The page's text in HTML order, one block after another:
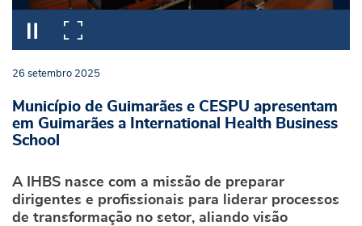
26 setembro 2025
Município de Guimarães e CESPU apresentam
em Guimarães a International Health Business
School
A IHBS nasce com a missão de preparar
dirigentes e profissionais para liderar processos
de transformação no setor, aliando visão